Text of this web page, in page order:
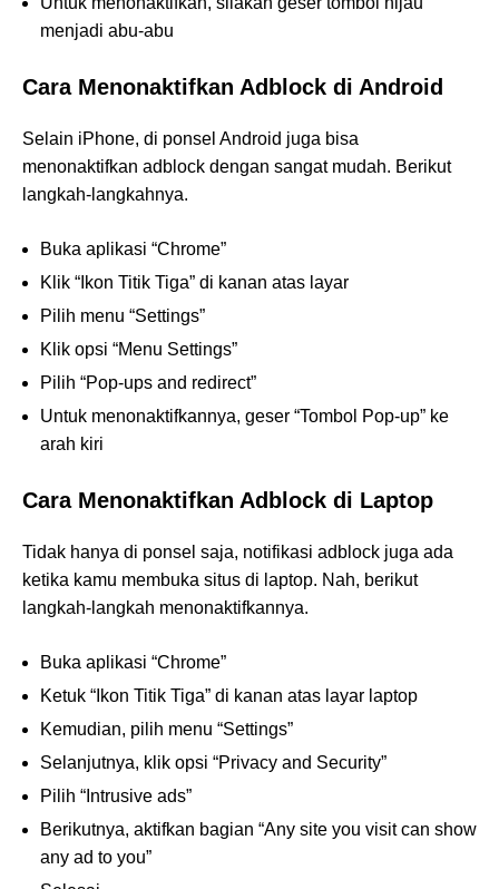
menjadi abu-abu
Cara Menonaktifkan Adblock di Android
Selain iPhone, di ponsel Android juga bisa
menonaktifkan adblock dengan sangat mudah. Berikut
langkah-langkahnya.
Buka aplikasi “Chrome”
Klik “Ikon Titik Tiga” di kanan atas layar
Pilih menu “Settings”
Klik opsi “Menu Settings”
Pilih “Pop-ups and redirect”
Untuk menonaktifkannya, geser “Tombol Pop-up” ke
arah kiri
Cara Menonaktifkan Adblock di Laptop
Tidak hanya di ponsel saja, notifikasi adblock juga ada
ketika kamu membuka situs di laptop. Nah, berikut
langkah-langkah menonaktifkannya.
Buka aplikasi “Chrome”
Ketuk “Ikon Titik Tiga” di kanan atas layar laptop
Kemudian, pilih menu “Settings”
Selanjutnya, klik opsi “Privacy and Security”
Pilih “Intrusive ads”
Berikutnya, aktifkan bagian “Any site you visit can show
any ad to you”